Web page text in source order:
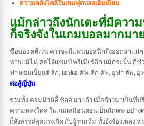
ความคลั่งไคล้ในเกมฟุตบอลเต็มเปี่ยม
แม้กล่าวถึงนักเตะที่มีควา
ก็จริงจังในเกมบอลมากมา
ชื่อของ สตีเว่น ควรจะมีแฟนบอลนึกถึงออกมาแน่ๆ
หากแม้ไม่เคยได้แชมป์ พรีเมียร์ลีก แม้กระนั้น ก็ช่
ฟ่า แชมเปี้ยนส์ ลีก, เอฟเอ คัพ, ลีก คัพ, ยูฟ่า คัพ,
ต่อสู้ญี่ปุ่น
รวมทั้ง คอมมิวนิตี้ ชิลด์ มาแล้ว เมื่อก้าวมาเป็นที่ป
ความหลงใหล ในเกมเสมือนตอนเป็นนักเตะ อย่า
ก็สังสรรค์สุดแรงเกิด กับผู้ร่วมทีม ทั้งยังร้องเพลง ร